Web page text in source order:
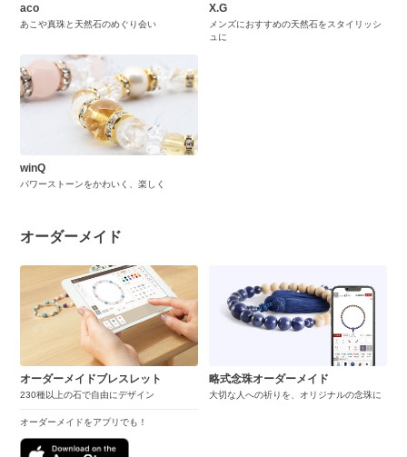
aco
あこや真珠と天然石のめぐり会い
X.G
メンズにおすすめの天然石をスタイリッシ
ュに
winQ
パワーストーンをかわいく、楽しく
オーダーメイド
オーダーメイドブレスレット
230種以上の石で自由にデザイン
オーダーメイドをアプリでも！
略式念珠オーダーメイド
大切な人への祈りを、オリジナルの念珠に